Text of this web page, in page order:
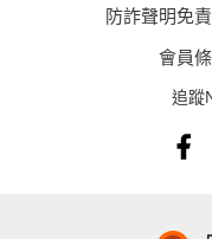
防詐聲明免
會員
追蹤